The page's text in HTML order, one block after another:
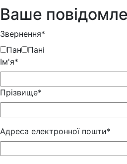
Ваше
Звернення*
Пан
Пані
Iм'я*
Прізвище*
Адреса електронної пошти*